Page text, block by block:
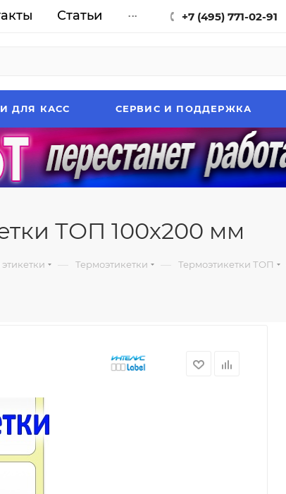
Статьи ... +7 (495) 771-02-91
ДЛЯ КАСС СЕРВИС И ПОДДЕРЖКА
ТОП 100х200 мм
— Термоэтикетки — Термоэтикетки ТОП